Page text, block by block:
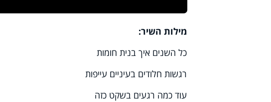
מילות השיר:
כל השנים איך בנית חומות
רגשות חלודים בעיניים עייפות
עוד כמה רגעים בשקט כזה